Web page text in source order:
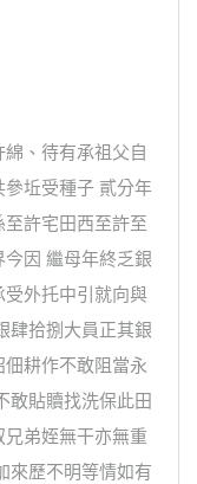
、待有承祖父自
坵受種子 貳分年
許宅田西至許至
因 繼母年終乏銀
受外托中引就向與
肆拾捌大員正其銀
耕作不敢阻當永
敢貼贖找洗保此田
弟姪無干亦無重
來歷不明等情如有